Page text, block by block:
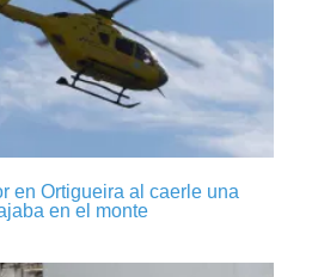
en Ortigueira al caerle una
en el monte